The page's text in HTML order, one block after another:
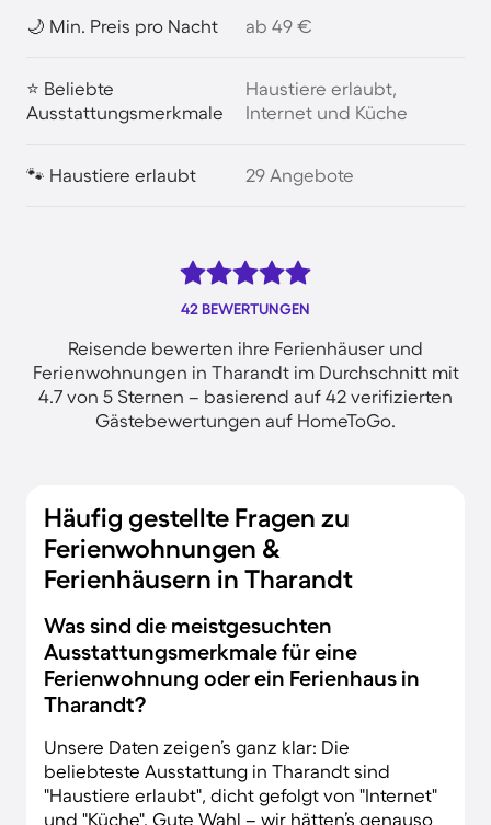
🌙 Min. Preis pro Nacht ab 49 €
⭐ Beliebte
Ausstattungsmerkmale
Haustiere erlaubt,
Internet und Küche
🐾 Haustiere erlaubt 29 Angebote
42 BEWERTUNGEN
Reisende bewerten ihre Ferienhäuser und
Ferienwohnungen in Tharandt im Durchschnitt mit
4.7 von 5 Sternen – basierend auf 42 verifizierten
Gästebewertungen auf HomeToGo.
Häufig gestellte Fragen zu
Ferienwohnungen &
Ferienhäusern in Tharandt
Was sind die meistgesuchten
Ausstattungsmerkmale für eine
Ferienwohnung oder ein Ferienhaus in
Tharandt?
Unsere Daten zeigen’s ganz klar: Die
beliebteste Ausstattung in Tharandt sind
"Haustiere erlaubt", dicht gefolgt von "Internet"
und "Küche". Gute Wahl – wir hätten’s genauso